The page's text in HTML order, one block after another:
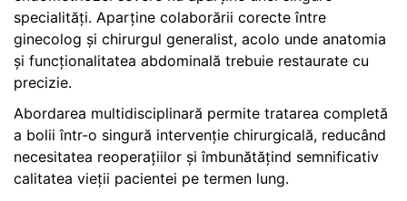
specialități. Aparține colaborării corecte între
ginecolog și chirurgul generalist, acolo unde anatomia
și funcționalitatea abdominală trebuie restaurate cu
precizie.
Abordarea multidisciplinară permite tratarea completă
a bolii într-o singură intervenție chirurgicală, reducând
necesitatea reoperațiilor și îmbunătățind semnificativ
calitatea vieții pacientei pe termen lung.